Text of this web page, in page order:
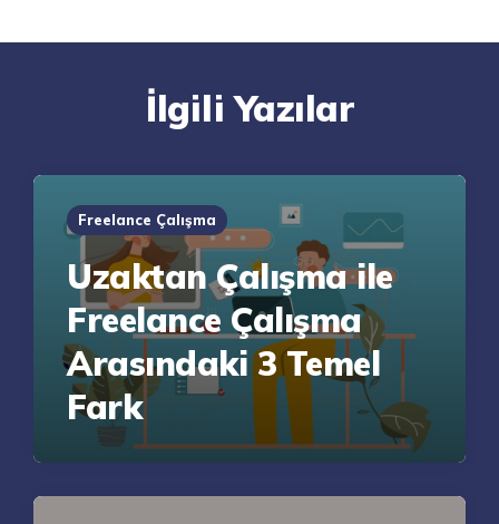
İlgili Yazılar
Freelance Çalışma
Uzaktan Çalışma ile
Freelance Çalışma
Arasındaki 3 Temel
Fark